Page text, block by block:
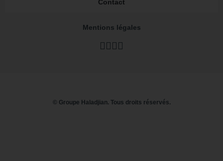
Contact
Mentions légales
LinkedIn
Youtube
Instagram
TikTok
© Groupe Haladjian. Tous droits réservés.